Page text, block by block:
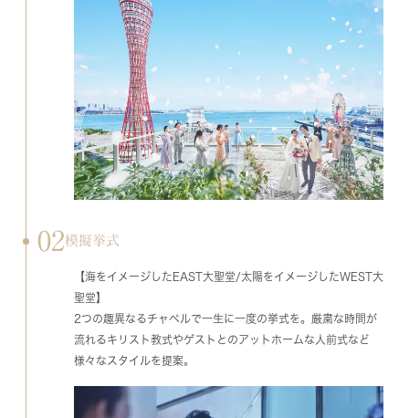
02模擬挙式
【海をイメージしたEAST大聖堂/太陽をイメージしたWEST大
聖堂】
2つの趣異なるチャペルで一生に一度の挙式を。厳粛な時間が
流れるキリスト教式やゲストとのアットホームな人前式など
様々なスタイルを提案。